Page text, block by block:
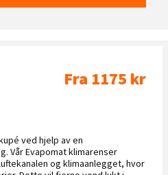
Fra 1175 kr
ved hjelp av en
Vår Evapomat klimarenser
og klimaanlegget, hvor